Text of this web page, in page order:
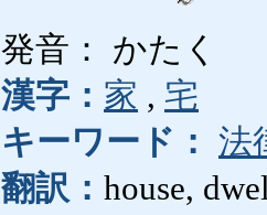
発音： かたく
漢字： 家 , 宅
キーワード： 法
翻訳： house,